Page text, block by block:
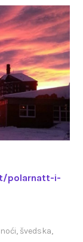
polarnatt-i-
, švedska,